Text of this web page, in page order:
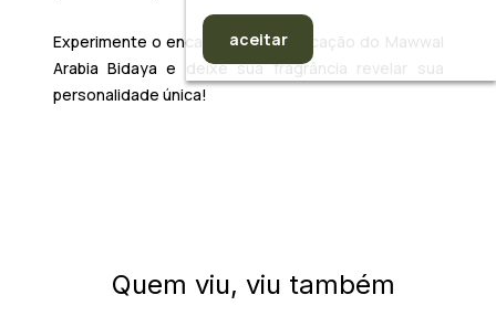
Experimente o encanto e a sofisticação do Mawwal
Arabia Bidaya e deixe sua fragrância revelar sua
personalidade única!
Quem viu, viu também
aceitar